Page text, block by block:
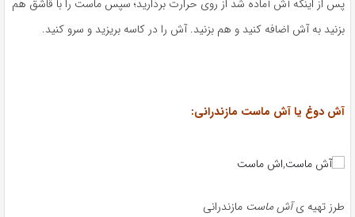
پس از اینکه آش آماده شد از روی حرارت بردارید؛ سپس ماست را با قاشق هم
بزنید به آش اضافه کنید و هم بزنید. آش را در کاسه بریزید و سرو کنید.
آش دوغ یا آش ماست مازندرانی:
طرز تهیه یآش ماست مازندرانی